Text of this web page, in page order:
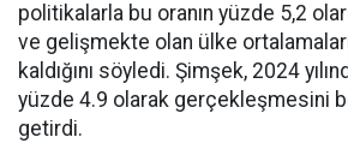
politikalarla bu oranın yüzde 5,2
ve gelişmekte olan ülke
kaldığını söyledi. Şimşek, 2024
yüzde 4.9 olarak gerçekleşmesini
getirdi.